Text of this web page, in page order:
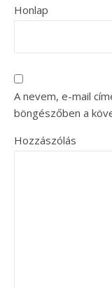
Honlap
A nevem, e-mail
böngészőben a
Hozzászólás